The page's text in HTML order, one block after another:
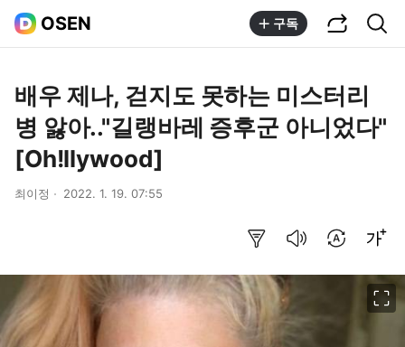
OSEN 구독
배우 제나, 걷지도 못하는 미스터리
병 앓아.."길랭바레 증후군 아니었다"
[Oh!llywood]
최이정 2022. 1. 19. 07:55